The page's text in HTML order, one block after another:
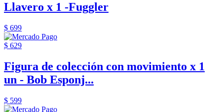
Llavero x 1 -Fuggler
$ 699
$ 629
Figura de colección con movimiento x 1
un - Bob Esponj...
$ 599